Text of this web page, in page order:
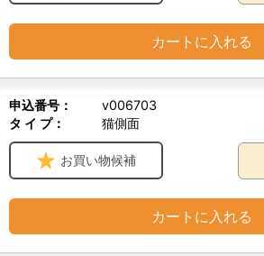
カートに入れる
申込番号：
v006703
タ イ プ：
猫側面
お買い物候補
カートに入れる